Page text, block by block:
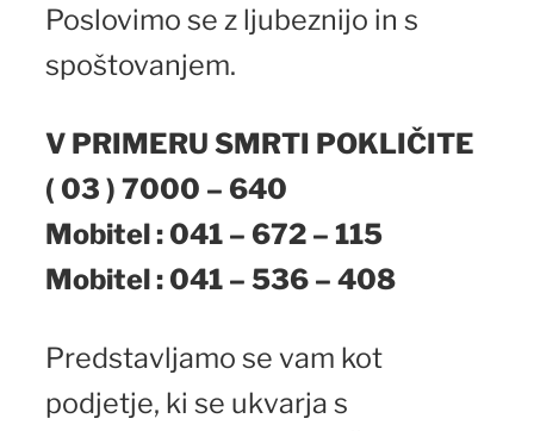
Poslovimo se z ljubeznijo in s
spoštovanjem.
V PRIMERU SMRTI POKLIČITE
( 03 ) 7000 – 640
Mobitel : 041 – 672 – 115
Mobitel : 041 – 536 – 408
Predstavljamo se vam kot
podjetje, ki se ukvarja s